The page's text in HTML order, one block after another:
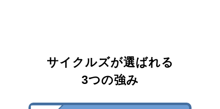
サイクルズが選ばれる
3つの強み